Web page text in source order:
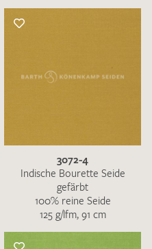
3072-4
Indische Bourette Seide
gefärbt
100% reine Seide
125 g/lfm, 91 cm